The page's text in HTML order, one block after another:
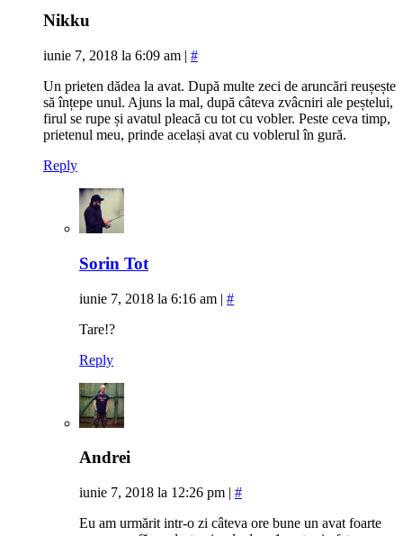
Nikku
iunie 7, 2018 la 6:09 am | #
Un prieten dădea la avat. După multe zeci de aruncări reușește
să înțepe unul. Ajuns la mal, după câteva zvâcniri ale peștelui,
firul se rupe și avatul pleacă cu tot cu vobler. Peste ceva timp,
prietenul meu, prinde același avat cu voblerul în gură.
Reply
Sorin Tot
iunie 7, 2018 la 6:16 am | #
Tare!?
Reply
Andrei
iunie 7, 2018 la 12:26 pm | #
Eu am urmărit intr-o zi câteva ore bune un avat foarte